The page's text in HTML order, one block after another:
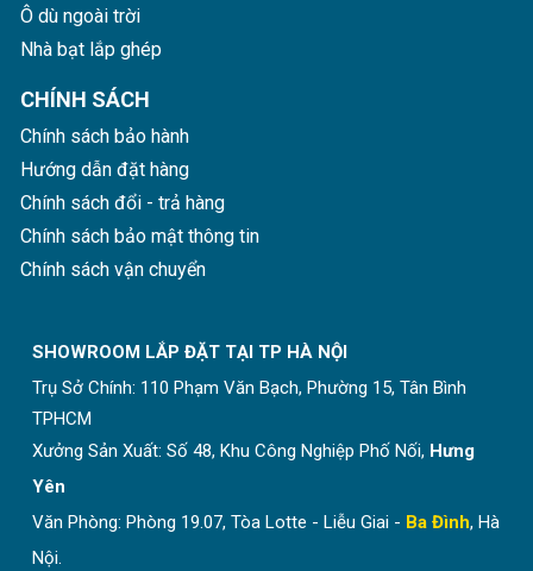
Ô dù ngoài trời
Nhà bạt lắp ghép
CHÍNH SÁCH
Chính sách bảo hành
Hướng dẫn đặt hàng
Chính sách đổi - trả hàng
Chính sách bảo mật thông tin
Chính sách vận chuyển
SHOWROOM LẮP ĐẶT TẠI TP HÀ NỘI
Trụ Sở Chính: 110 Phạm Văn Bạch, Phường 15, Tân Bình
TPHCM
Xưởng Sản Xuất: Số 48, Khu Công Nghiệp Phố Nối, Hưng
Yên
Văn Phòng: Phòng 19.07, Tòa Lotte - Liễu Giai - Ba Đình, Hà
Nội.